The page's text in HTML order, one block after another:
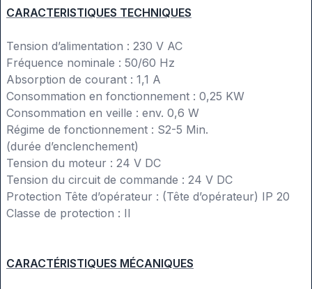
CARACTERISTIQUES TECHNIQUES
Tension d’alimentation : 230 V AC
Fréquence nominale : 50/60 Hz
Absorption de courant : 1,1 A
Consommation en fonctionnement : 0,25 KW
Consommation en veille : env. 0,6 W
Régime de fonctionnement : S2-5 Min.
(durée d’enclenchement)
Tension du moteur : 24 V DC
Tension du circuit de commande : 24 V DC
Protection Tête d’opérateur : (Tête d’opérateur) IP 20
Classe de protection : II
CARACTÉRISTIQUES MÉCANIQUES